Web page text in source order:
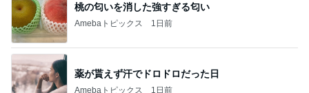
桃の匂いを消した強すぎる匂い
Amebaトピックス 1日前
薬が貰えず汗でドロドロだった日
Amebaトピックス 1日前